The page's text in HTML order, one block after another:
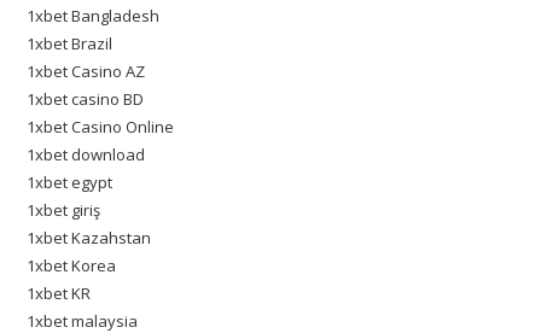
1xbet Bangladesh
1xbet Brazil
1xbet Casino AZ
1xbet casino BD
1xbet Casino Online
1xbet download
1xbet egypt
1xbet giriş
1xbet Kazahstan
1xbet Korea
1xbet KR
1xbet malaysia